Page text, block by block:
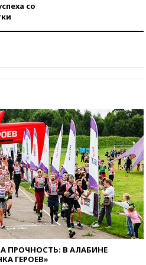
09:16
в США
в Паттайе
самолета в Приангарье
отделались ссадинами и
ушибами
07:40 Таджикистан и
SpaceX/Starlink расширяют
сотрудничество в сфере
технологий
07:00Силы ПВО сбили шесть
БПЛА ВСУ, летевших на
Москву
06:25Золото подорожало до
$4350 за тройскую унцию
со
ПРОЧНОСТЬ: В АЛАБИНЕ
ГЕРОЕВ»